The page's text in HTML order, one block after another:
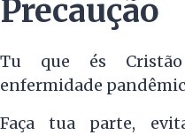
Precaução
Tu que és
enfermidade
Faça tua parte,